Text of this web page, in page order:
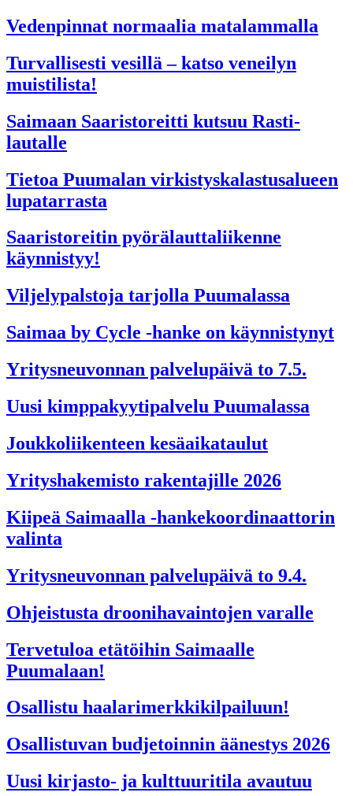
Vedenpinnat normaalia matalammalla
Turvallisesti vesillä – katso veneilyn
muistilista!
Saimaan Saaristoreitti kutsuu Rasti-
lautalle
Tietoa Puumalan virkistyskalastusalueen
lupatarrasta
Saaristoreitin pyörälauttaliikenne
käynnistyy!
Viljelypalstoja tarjolla Puumalassa
Saimaa by Cycle -hanke on käynnistynyt
Yritysneuvonnan palvelupäivä to 7.5.
Uusi kimppakyytipalvelu Puumalassa
Joukkoliikenteen kesäaikataulut
Yrityshakemisto rakentajille 2026
Kiipeä Saimaalla -hankekoordinaattorin
valinta
Yritysneuvonnan palvelupäivä to 9.4.
Ohjeistusta droonihavaintojen varalle
Tervetuloa etätöihin Saimaalle
Puumalaan!
Osallistu haalarimerkkikilpailuun!
Osallistuvan budjetoinnin äänestys 2026
Uusi kirjasto- ja kulttuuritila avautuu